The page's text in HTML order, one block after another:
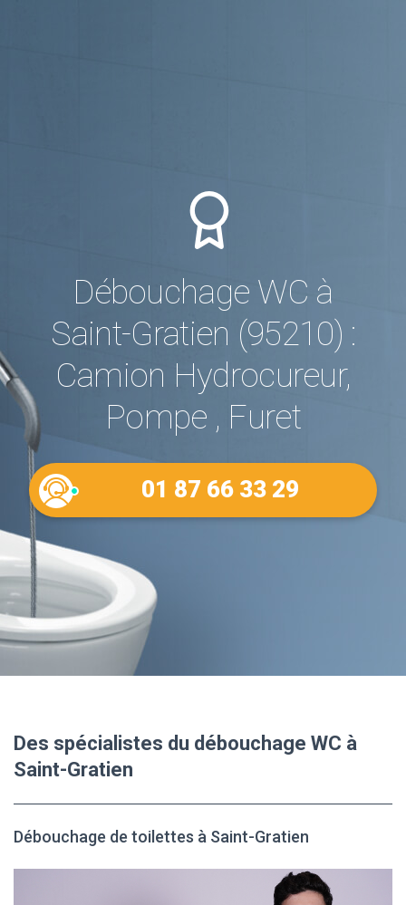
Débouchage WC à
Saint-Gratien (95210) :
Camion Hydrocureur,
Pompe , Furet
01 87 66 33 29
Des spécialistes du débouchage WC à
Saint-Gratien
Débouchage de toilettes à Saint-Gratien